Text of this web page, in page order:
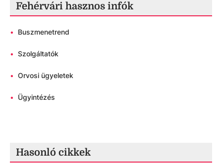
Fehérvári hasznos infók
• Buszmenetrend
• Szolgáltatók
• Orvosi ügyeletek
• Ügyintézés
Hasonló cikkek